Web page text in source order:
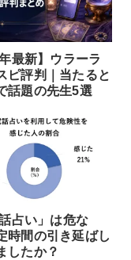
最新】ウラーラ
ピ評判｜当たると
話題の先生5選
占い」は危な
時間の引き延ばし
したか？